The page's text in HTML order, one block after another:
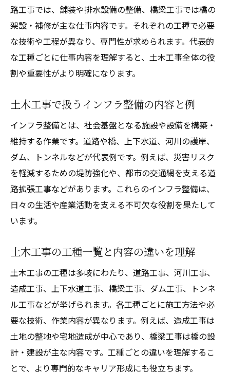
路工事では、舗装や排水設備の整備、橋梁工事では橋の
架設・補修が主な仕事内容です。それぞれの工種で必要
な技術や工程が異なり、専門性が求められます。代表的
な工種ごとに仕事内容を理解すると、土木工事全体の役
割や重要性がより明確になります。
土木工事で扱うインフラ整備の内容と例
インフラ整備とは、社会基盤となる施設や設備を構築・
維持する作業です。道路や橋、上下水道、河川の護岸、
ダム、トンネルなどが代表例です。例えば、災害リスク
を軽減するための堤防強化や、都市の交通網を支える道
路拡張工事などがあります。これらのインフラ整備は、
日々の生活や産業活動を支える不可欠な役割を果たして
います。
土木工事の工種一覧と内容の違いを理解
土木工事の工種は多岐にわたり、道路工事、河川工事、
造成工事、上下水道工事、橋梁工事、ダム工事、トンネ
ル工事などが挙げられます。各工種ごとに施工方法や必
要な技術、作業内容が異なります。例えば、造成工事は
土地の整地や宅地造成が中心であり、橋梁工事は橋の設
計・建設が主な内容です。工種ごとの違いを理解するこ
とで、より専門的なキャリア形成にも役立ちます。